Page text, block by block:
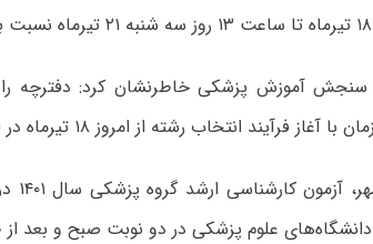
سنجش آموزش پزشکی خاطرنشان کرد: دفترچه
انتخاب رشته از امروز ۱۸ تیرماه در اختیار داوطلبان قرار می گیرد.
علوم پزشکی در دو نوبت صبح و بعد از ظهر روزهای ۵ و ۶